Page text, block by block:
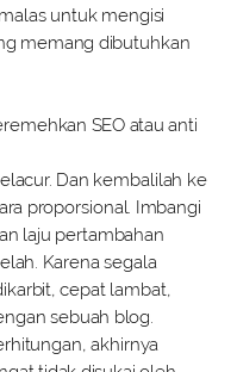
untuk mengisi
memang dibutuhkan
SEO atau anti
Dan kembalilah ke
proporsional. Imbangi
laju pertambahan
Karena segala
cepat lambat,
sebuah blog.
akhirnya